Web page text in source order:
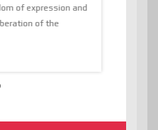
of expression and
of the